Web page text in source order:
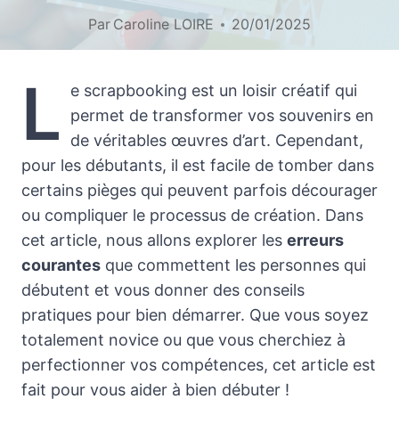
Par Caroline LOIRE 20/01/2025
L
e scrapbooking est un loisir créatif qui
permet de transformer vos souvenirs en
de véritables œuvres d’art. Cependant,
pour les débutants, il est facile de tomber dans
certains pièges qui peuvent parfois décourager
ou compliquer le processus de création. Dans
cet article, nous allons explorer les erreurs
courantes que commettent les personnes qui
débutent et vous donner des conseils
pratiques pour bien démarrer. Que vous soyez
totalement novice ou que vous cherchiez à
perfectionner vos compétences, cet article est
fait pour vous aider à bien débuter !